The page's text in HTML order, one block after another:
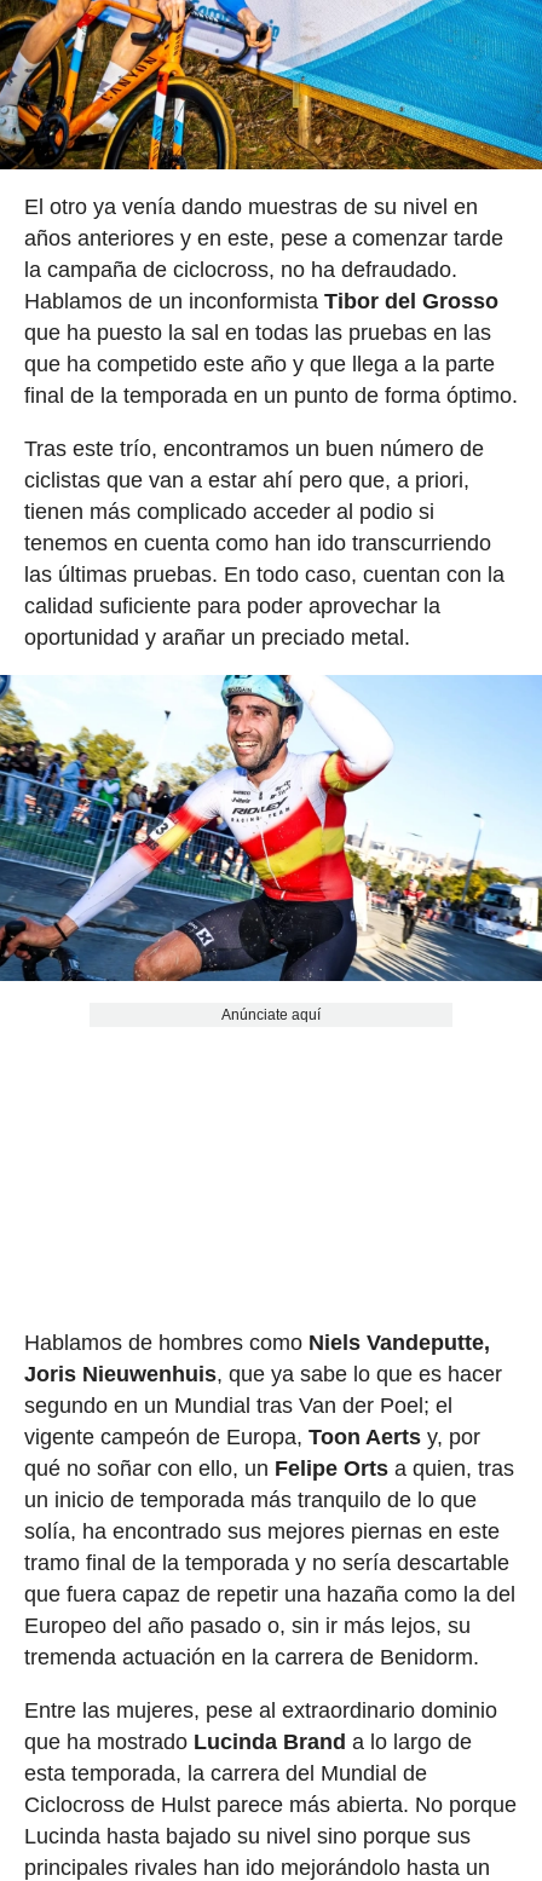
El otro ya venía dando muestras de su nivel en
años anteriores y en este, pese a comenzar tarde
la campaña de ciclocross, no ha defraudado.
Hablamos de un inconformista Tibor del Grosso
que ha puesto la sal en todas las pruebas en las
que ha competido este año y que llega a la parte
final de la temporada en un punto de forma óptimo.
Tras este trío, encontramos un buen número de
ciclistas que van a estar ahí pero que, a priori,
tienen más complicado acceder al podio si
tenemos en cuenta como han ido transcurriendo
las últimas pruebas. En todo caso, cuentan con la
calidad suficiente para poder aprovechar la
oportunidad y arañar un preciado metal.
Anúnciate aquí
Hablamos de hombres como Niels Vandeputte,
Joris Nieuwenhuis, que ya sabe lo que es hacer
segundo en un Mundial tras Van der Poel; el
vigente campeón de Europa, Toon Aertsy, por
qué no soñar con ello, un Felipe Ortsa quien, tras
un inicio de temporada más tranquilo de lo que
solía, ha encontrado sus mejores piernas en este
tramo final de la temporada y no sería descartable
que fuera capaz de repetir una hazaña como la del
Europeo del año pasado o, sin ir más lejos, su
tremenda actuación en la carrera de Benidorm.
Entre las mujeres, pese al extraordinario dominio
que ha mostradoLucinda Brand a lo largo de
esta temporada, la carrera del Mundial de
Ciclocross de Hulst parece más abierta. No porque
Lucinda hasta bajado su nivel sino porque sus
principales rivales han ido mejorándolo hasta un